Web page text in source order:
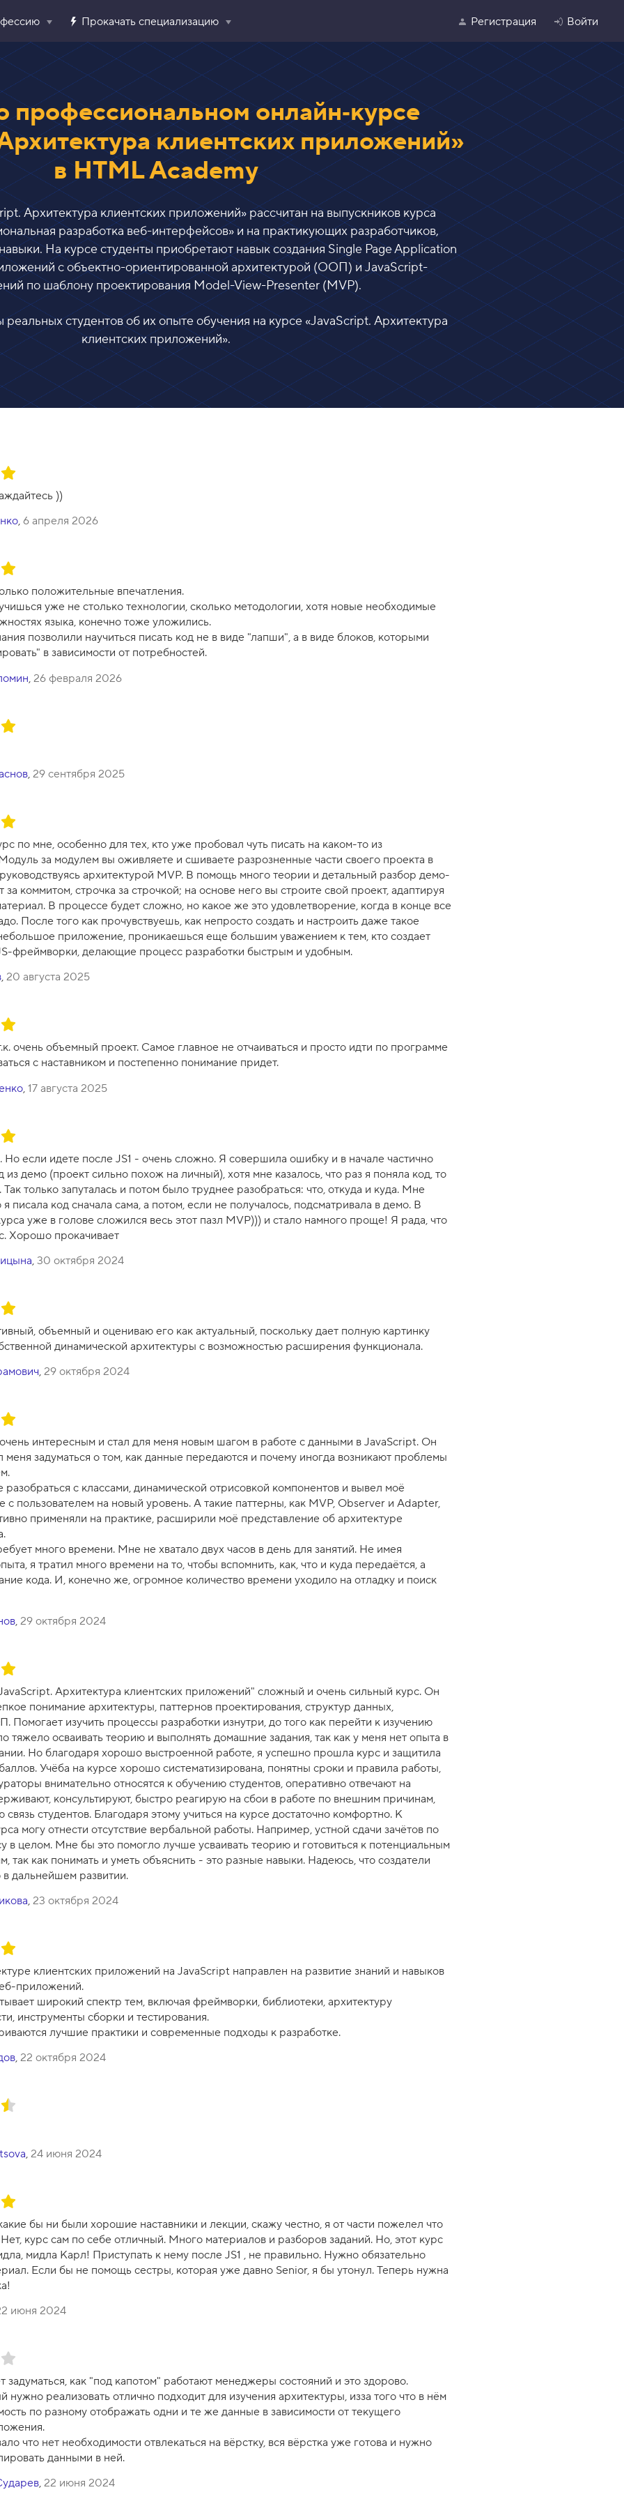
Прокачать специализацию Регистрация Войти
онлайн‑курсе
клиентских приложений»
в HTML Academy
Архитектура клиентских приложений» рассчитан на выпускников курса
разработка веб-интерфейсов» и на практикующих разработчиков,
На курсе студенты приобретают навык создания Single Page Application
с объектно-ориентированной архитектурой (ООП) и JavaScript-
по шаблону проектирования Model-View-Presenter (MVP).
реальных студентов об их опыте обучения на курсе «JavaScript. Архитектура
клиентских приложений».
))
, 6 апреля 2026
положительные впечатления.
уже не столько технологии, сколько методологии, хотя новые необходимые
языка, конечно тоже уложились.
позволили научиться писать код не в виде "лапши", а в виде блоков, которыми
в зависимости от потребностей.
, 26 февраля 2026
, 29 сентября 2025
по мне, особенно для тех, кто уже пробовал чуть писать на каком-то из
за модулем вы оживляете и сшиваете разрозненные части своего проекта в
архитектурой MVP. В помощь много теории и детальный разбор демо-
за коммитом, строчка за строчкой; на основе него вы строите свой проект, адаптируя
В процессе будет сложно, но какое же это удовлетворение, когда в конце все
После того как прочувствуешь, как непросто создать и настроить даже такое
приложение, проникаешься еще большим уважением к тем, кто создает
фреймворки, делающие процесс разработки быстрым и удобным.
, 20 августа 2025
очень объемный проект. Самое главное не отчаиваться и просто идти по программе
с наставником и постепенно понимание придет.
, 17 августа 2025
Но если идете после JS1 - очень сложно. Я совершила ошибку и в начале частично
из демо (проект сильно похож на личный), хотя мне казалось, что раз я поняла код, то
только запуталась и потом было труднее разобраться: что, откуда и куда. Мне
я писала код сначала сама, а потом, если не получалось, подсматривала в демо. В
уже в голове сложился весь этот пазл MVP))) и стало намного проще! Я рада, что
Хорошо прокачивает
, 30 октября 2024
объемный и оцениваю его как актуальный, поскольку дает полную картинку
динамической архитектуры с возможностью расширения функционала.
, 29 октября 2024
интересным и стал для меня новым шагом в работе с данными в JavaScript. Он
меня задуматься о том, как данные передаются и почему иногда возникают проблемы
разобраться с классами, динамической отрисовкой компонентов и вывел моё
с пользователем на новый уровень. А такие паттерны, как MVP, Observer и Adapter,
применяли на практике, расширили моё представление об архитектуре
много времени. Мне не хватало двух часов в день для занятий. Не имея
я тратил много времени на то, чтобы вспомнить, как, что и куда передаётся, а
кода. И, конечно же, огромное количество времени уходило на отладку и поиск
, 29 октября 2024
Архитектура клиентских приложений" сложный и очень сильный курс. Он
понимание архитектуры, паттернов проектирования, структур данных,
Помогает изучить процессы разработки изнутри, до того как перейти к изучению
тяжело осваивать теорию и выполнять домашние задания, так как у меня нет опыта в
Но благодаря хорошо выстроенной работе, я успешно прошла курс и защитила
Учёба на курсе хорошо систематизирована, понятны сроки и правила работы,
внимательно относятся к обучению студентов, оперативно отвечают на
консультируют, быстро реагирую на сбои в работе по внешним причинам,
связь студентов. Благодаря этому учиться на курсе достаточно комфортно. К
могу отнести отсутствие вербальной работы. Например, устной сдачи зачётов по
в целом. Мне бы это помогло лучше усваивать теорию и готовиться к потенциальным
так как понимать и уметь объяснить - это разные навыки. Надеюсь, что создатели
в дальнейшем развитии.
, 23 октября 2024
клиентских приложений на JavaScript направлен на развитие знаний и навыков
приложений.
широкий спектр тем, включая фреймворки, библиотеки, архитектуру
инструменты сборки и тестирования.
лучшие практики и современные подходы к разработке.
, 22 октября 2024
, 24 июня 2024
бы ни были хорошие наставники и лекции, скажу честно, я от части пожелел что
Нет, курс сам по себе отличный. Много материалов и разборов заданий. Но, этот курс
мидла Карл! Приступать к нему после JS1 , не правильно. Нужно обязательно
Если бы не помощь сестры, которая уже давно Senior, я бы утонул. Теперь нужна
июня 2024
задуматься, как "под капотом" работают менеджеры состояний и это здорово.
нужно реализовать отлично подходит для изучения архитектуры, изза того что в нём
по разному отображать одни и те же данные в зависимости от текущего
что нет необходимости отвлекаться на вёрстку, вся вёрстка уже готова и нужно
данными в ней.
, 22 июня 2024